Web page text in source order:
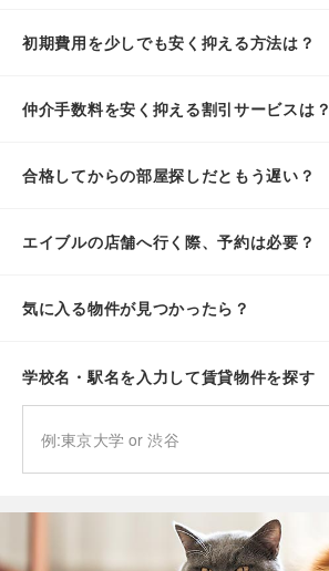
初期費用を少しでも安く抑える方法は？
仲介手数料を安く抑える割引サービスは？
合格してからの部屋探しだともう遅い？
エイブルの店舗へ行く際、予約は必要？
気に入る物件が見つかったら？
学校名・駅名を入力して賃貸物件を探す